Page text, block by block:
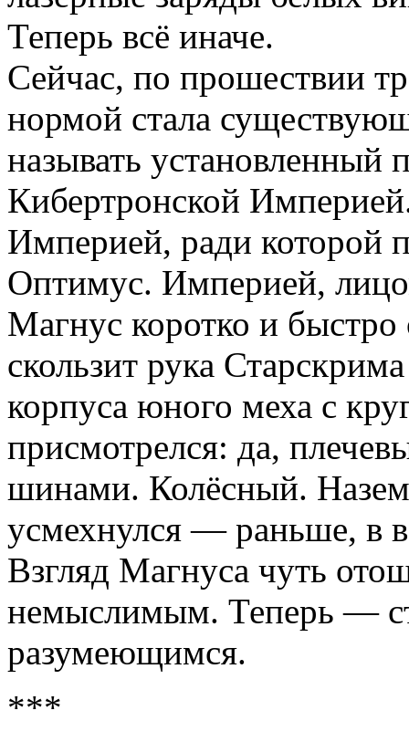
Теперь всё иначе.
Сейчас, по прошествии
нормой стала
называть
Кибертронской
Империей, ради которой
Оптимус. Империей,
Магнус коротко и быстро
скользит рука
корпуса юного меха с
присмотрелся: да,
шинами. Колёсный.
усмехнулся — раньше, в
Взгляд Магнуса чуть
немыслимым. Теперь —
разумеющимся.
***